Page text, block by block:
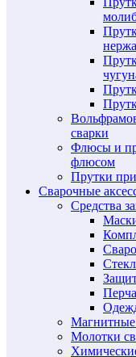
сварки
Флюсы и
флюсом
Прутки
Сварочные
Средства
Магнитные
Молотки